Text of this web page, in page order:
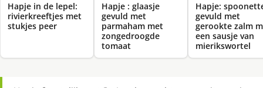
Hapje in de lepel:
rivierkreeftjes met
stukjes peer
Hapje : glaasje
gevuld met
parmaham met
zongedroogde
tomaat
Hapje:
gevuld met
gerookte zalm
een sausje van
mierikswortel